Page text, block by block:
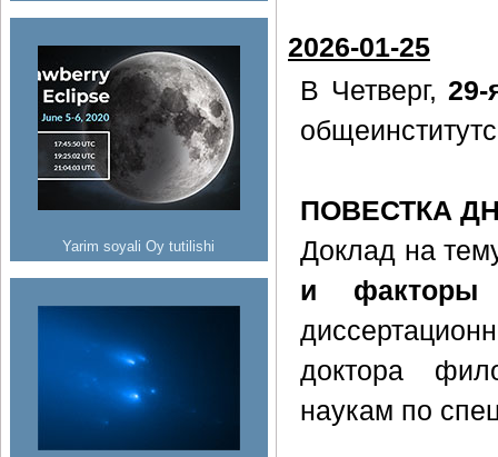
Yarim soyali Oy tutilishi
2026-01-25
В Четверг,29-
ПОВЕСТКА
Доклад на
и факторы
доктора
наукам по